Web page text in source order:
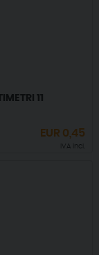
11
EUR 0,45
IVA incl.